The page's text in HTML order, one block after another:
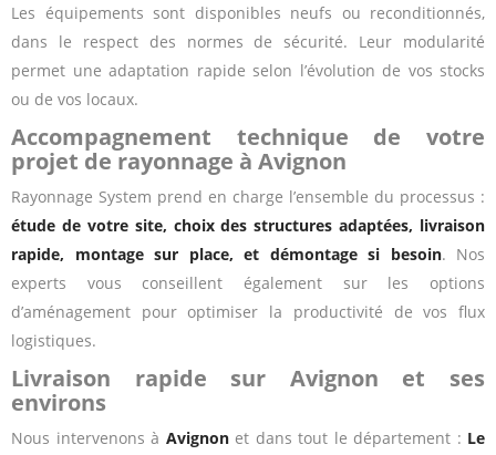
Les équipements sont disponibles neufs ou reconditionnés,
dans le respect des normes de sécurité. Leur modularité
permet une adaptation rapide selon l’évolution de vos stocks
ou de vos locaux.
Accompagnement technique de votre
projet de rayonnage à Avignon
Rayonnage System prend en charge l’ensemble du processus :
étude de votre site, choix des structures adaptées, livraison
rapide, montage sur place, et démontage si besoin. Nos
experts vous conseillent également sur les options
d’aménagement pour optimiser la productivité de vos flux
logistiques.
Livraison rapide sur Avignon et ses
environs
Nous intervenons à Avignonet dans tout le département : Le